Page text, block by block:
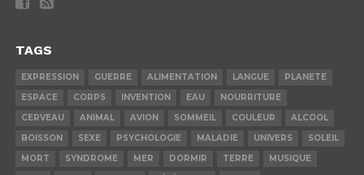
TAGS
EXPRESSION GUERRE ALIMENTATION LANGUE
PLANETE
ESPACE
CORPS INVENTION EAU
NOURRITURE
CERVEAU
ANIMAL AVION SOMMEIL COULEUR
ALCOOL
BOISSON
SEXE PSYCHOLOGIE MALADIE UNIVERS
SOLEIL
MORT
SYNDROME MER DORMIR TERRE
MUSIQUE